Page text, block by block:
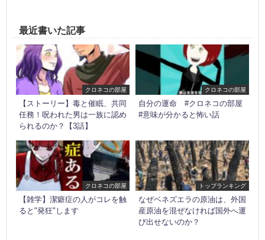
最近書いた記事
クロネコの部屋
【ストーリー】毒と催眠、共同
任務！呪われた男は一族に認め
られるのか？【3話】
クロネコの部屋
自分の運命 #クロネコの部屋
#意味が分かると怖い話
クロネコの部屋
【雑学】潔癖症の人がコレを触
ると"発狂"します
トップランキング
なぜベネズエラの原油は、外国
産原油を混ぜなければ国外へ運
び出せないのか？